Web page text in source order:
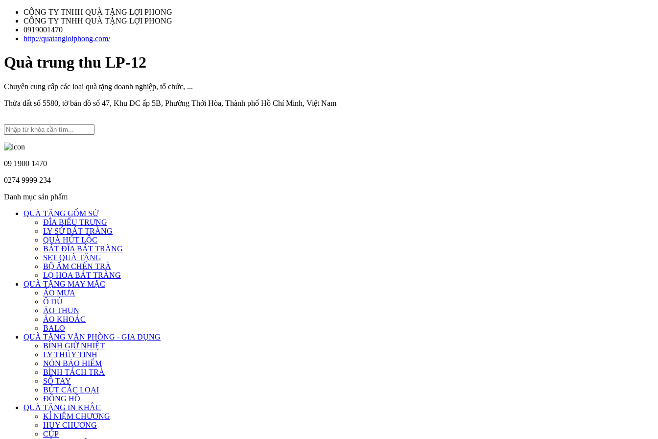
CÔNG TY TNHH QUÀ TẶNG LỢI PHONG
CÔNG TY TNHH QUÀ TẶNG LỢI PHONG
0919001470
http://quatangloiphong.com/
Quà trung thu LP-12
Chuyên cung cấp các loại quà tặng doanh nghiệp, tổ chức, ...
Thửa đất số 5580, tờ bản đồ số 47, Khu DC ấp 5B, Phường Thới Hòa, Thành phố Hồ Chí Minh, Việt Nam
09 1900 1470
0274 9999 234
Danh mục sản phẩm
QUÀ TẶNG GỐM SỨ
ĐĨA BIỂU TRƯNG
LY SỨ BÁT TRÀNG
QUẢ HÚT LỘC
BÁT ĐĨA BÁT TRÀNG
SET QUÀ TẶNG
BỘ ẤM CHÉN TRÀ
LỌ HOA BÁT TRÀNG
QUÀ TẶNG MAY MẶC
ÁO MƯA
Ô DÙ
ÁO THUN
ÁO KHOÁC
BALO
QUÀ TẶNG VĂN PHÒNG - GIA DỤNG
BÌNH GIỮ NHIỆT
LY THỦY TINH
NÓN BẢO HIỂM
BÌNH TÁCH TRÀ
SỔ TAY
BÚT CÁC LOẠI
ĐỒNG HỒ
QUÀ TẶNG IN KHẮC
KỈ NIỆM CHƯƠNG
HUY CHƯƠNG
CÚP